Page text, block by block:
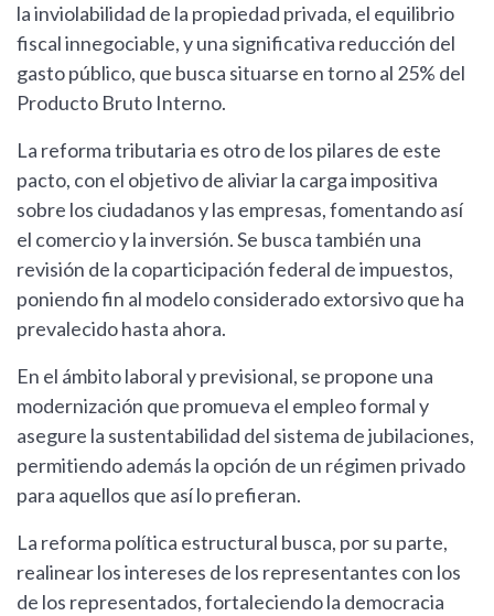
la inviolabilidad de la propiedad privada, el equilibrio
fiscal innegociable, y una significativa reducción del
gasto público, que busca situarse en torno al 25% del
Producto Bruto Interno.
La reforma tributaria es otro de los pilares de este
pacto, con el objetivo de aliviar la carga impositiva
sobre los ciudadanos y las empresas, fomentando así
el comercio y la inversión. Se busca también una
revisión de la coparticipación federal de impuestos,
poniendo fin al modelo considerado extorsivo que ha
prevalecido hasta ahora.
En el ámbito laboral y previsional, se propone una
modernización que promueva el empleo formal y
asegure la sustentabilidad del sistema de jubilaciones,
permitiendo además la opción de un régimen privado
para aquellos que así lo prefieran.
La reforma política estructural busca, por su parte,
realinear los intereses de los representantes con los
de los representados, fortaleciendo la democracia